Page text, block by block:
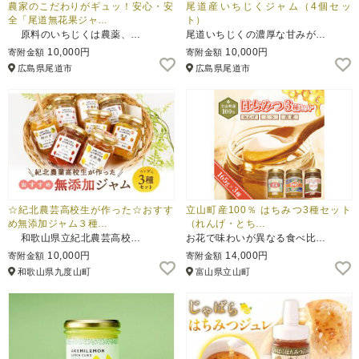
農家のこだわりがギュッ！安心・安
全「尾道無花果ジャ…
原料のいちじくは農薬、…
寄附金額 10,000円
広島県尾道市
尾道産いちじくジャム（4個セッ
ト）
尾道いちじくの濃厚な甘みが…
寄附金額 10,000円
広島県尾道市
☆紀北農芸高校生が作った☆おすす
め無添加ジャム３種…
和歌山県立紀北農芸高校…
寄附金額 10,000円
和歌山県九度山町
立山町産100％ はちみつ3種セット
（れんげ・とち…
お花で味わいが異なる食べ比…
寄附金額 14,000円
富山県立山町